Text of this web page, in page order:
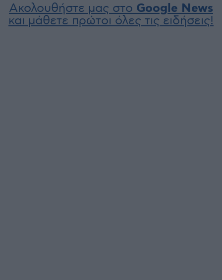
Ακολουθήστε μας στο Google News
και μάθετε πρώτοι όλες τις ειδήσεις!